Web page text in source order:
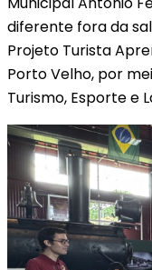
diferente fora da
Projeto Turista
Porto Velho, por
Turismo, Esporte e